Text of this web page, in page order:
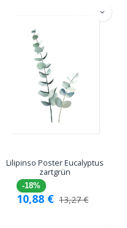
Lilipinso Poster Eucalyptus
zartgrün
-18%
10,88 € 13,27€